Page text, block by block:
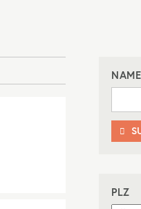
NAME

PLZ